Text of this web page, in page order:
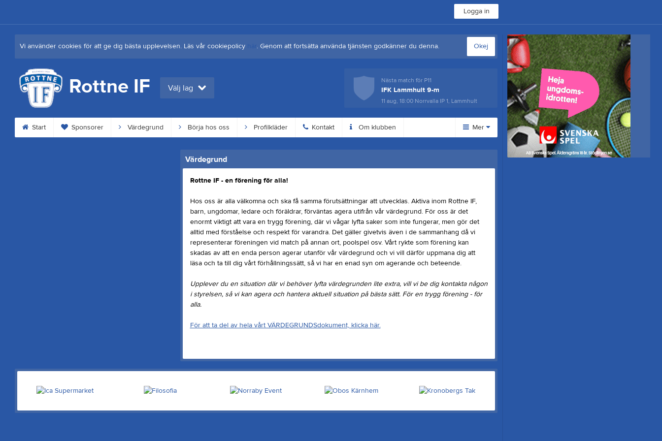
Logga in
Vi använder cookies för att ge dig bästa upplevelsen. Läs vår cookiepolicy . Genom att fortsätta använda tjänsten godkänner du denna. Okej
Rottne IF Välj lag
Nästa match för P11
IFK Lammhult 9-m
11 aug, 18:00 Norrvalla IP 1, Lammhult
Start Sponsorer Värdegrund Börja hos oss Profilkläder Kontakt Om klubben Mer
Huvudmeny
Värdegrund
Rottne IF - en förening för alla!
Hos oss är alla välkomna och ska få samma förutsättningar att utvecklas. Aktiva inom Rottne IF,
barn, ungdomar, ledare och föräldrar, förväntas agera utifrån vår värdegrund. För oss är det
enormt viktigt att vara en trygg förening, där vi vågar lyfta saker som inte fungerar, men gör det
alltid med förståelse och respekt för varandra. Det gäller givetvis även i de sammanhang då vi
representerar föreningen vid match på annan ort, poolspel osv. Vårt rykte som förening kan
skadas av att en enda person agerar utanför vår värdegrund och vi vill därför uppmana dig att
läsa och ta till dig vårt förhållningssätt, så vi har en enad syn om agerande och beteende.
Upplever du en situation där vi behöver lyfta värdegrunden lite extra, vill vi be dig kontakta någon
i styrelsen, så vi kan agera och hantera aktuell situation på bästa sätt. För en trygg förening - för
alla.
För att ta del av hela vårt VÄRDEGRUNDSdokument, klicka här.